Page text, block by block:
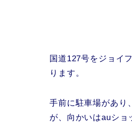
国道127号をジョイ
ります。
手前に駐車場があり
が、向かいはauショ